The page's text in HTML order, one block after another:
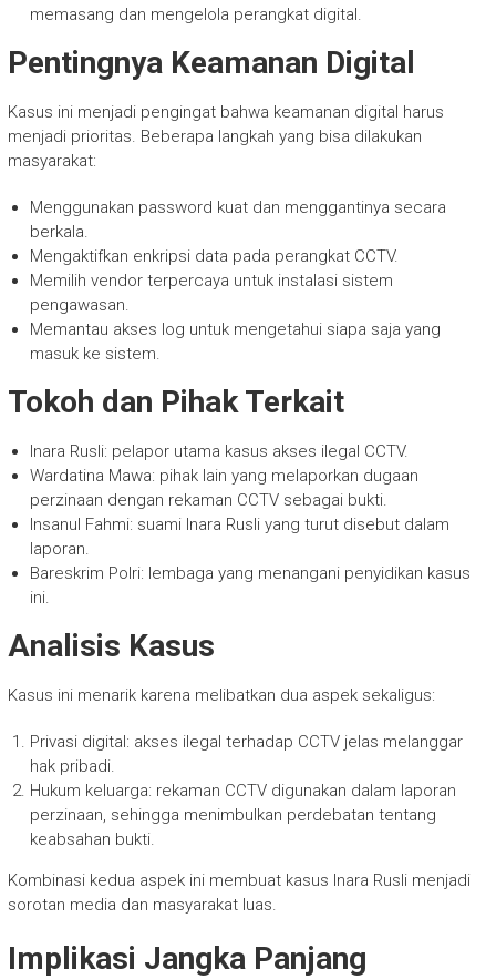
memasang dan mengelola perangkat digital.
Pentingnya Keamanan Digital
Kasus ini menjadi pengingat bahwa keamanan digital harus
menjadi prioritas. Beberapa langkah yang bisa dilakukan
masyarakat:
Menggunakan password kuat dan menggantinya secara
berkala.
Mengaktifkan enkripsi data pada perangkat CCTV.
Memilih vendor terpercaya untuk instalasi sistem
pengawasan.
Memantau akses log untuk mengetahui siapa saja yang
masuk ke sistem.
Tokoh dan Pihak Terkait
Inara Rusli: pelapor utama kasus akses ilegal CCTV.
Wardatina Mawa: pihak lain yang melaporkan dugaan
perzinaan dengan rekaman CCTV sebagai bukti.
Insanul Fahmi: suami Inara Rusli yang turut disebut dalam
laporan.
Bareskrim Polri: lembaga yang menangani penyidikan kasus
ini.
Analisis Kasus
Kasus ini menarik karena melibatkan dua aspek sekaligus:
Privasi digital: akses ilegal terhadap CCTV jelas melanggar
hak pribadi.
Hukum keluarga: rekaman CCTV digunakan dalam laporan
perzinaan, sehingga menimbulkan perdebatan tentang
keabsahan bukti.
Kombinasi kedua aspek ini membuat kasus Inara Rusli menjadi
sorotan media dan masyarakat luas.
Implikasi Jangka Panjang